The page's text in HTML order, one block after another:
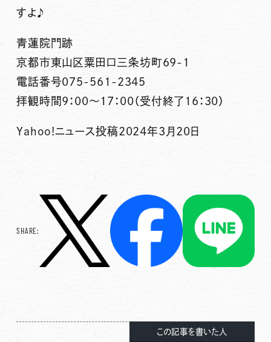
すよ♪
青蓮院門跡
京都市東山区粟田口三条坊町69-1
電話番号075-561-2345
拝観時間9：00～17：00（受付終了16：30）
Yahoo!ニュース投稿2024年3月20日
SHARE:
この記事を書いた人